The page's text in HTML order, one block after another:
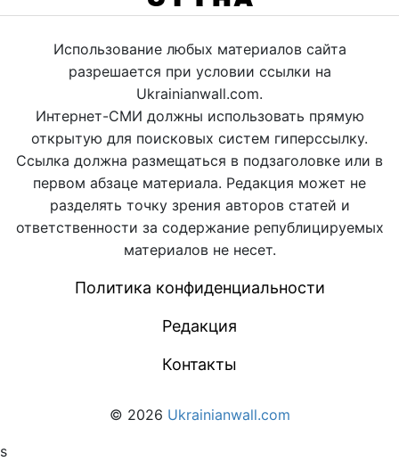
Использование любых материалов сайта
разрешается при условии ссылки на
Ukrainianwall.com.
Интернет-СМИ должны использовать прямую
открытую для поисковых систем гиперссылку.
Ссылка должна размещаться в подзаголовке или в
первом абзаце материала. Редакция может не
разделять точку зрения авторов статей и
ответственности за содержание републицируемых
материалов не несет.
Политика конфиденциальности
Редакция
Контакты
© 2026 Ukrainianwall.com
s